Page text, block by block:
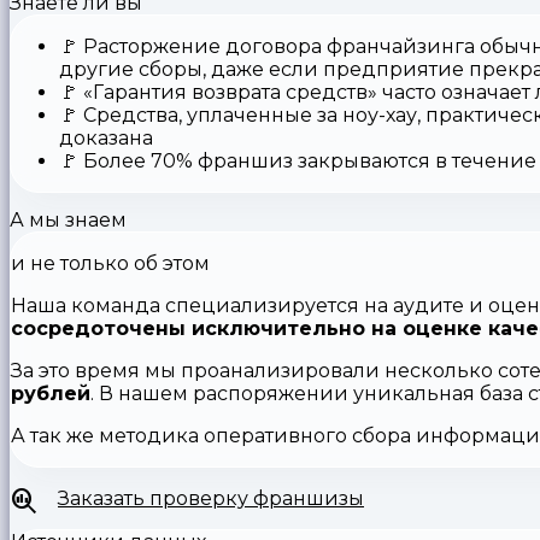
🚩 Расторжение договора франчайзинга
другие сборы, даже если предприятие
🚩 «Гарантия возврата средств» часто
🚩 Средства, уплаченные за ноу-хау,
доказана
🚩 Более 70% франшиз закрываются в
А мы знаем
и не только об этом
Наша команда специализируется на аудите и
сосредоточены исключительно на оценке
За это время мы проанализировали несколько
рублей. В нашем распоряжении уникальная база
А так же методика оперативного сбора
Заказать проверку франшизы